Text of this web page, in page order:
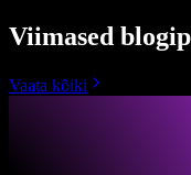
Viimased
Vaata kõiki